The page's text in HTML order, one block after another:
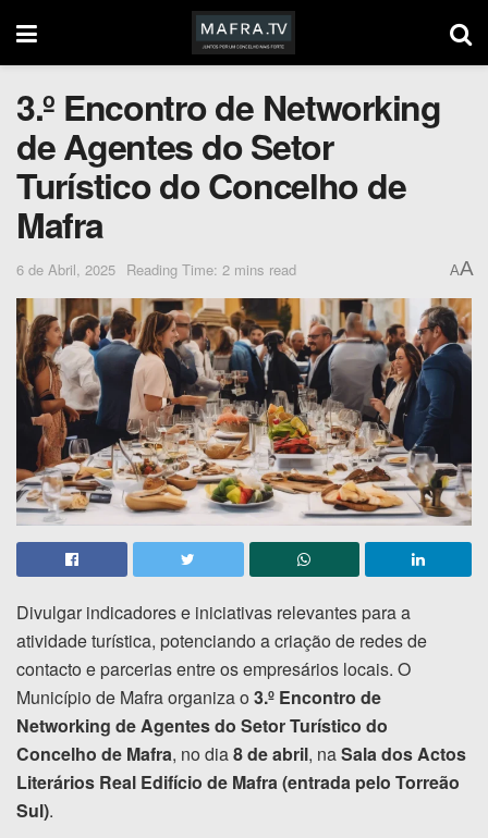
3.º Encontro de Networking
de Agentes do Setor
Turístico do Concelho de
Mafra
6 de Abril, 2025 Reading Time: 2 mins read AA
Divulgar indicadores e iniciativas relevantes para a
atividade turística, potenciando a criação de redes de
contacto e parcerias entre os empresários locais. O
Município de Mafra organiza o 3.º Encontro de
Networking de Agentes do Setor Turístico do
Concelho de Mafra, no dia8 de abril, naSala dos Actos
Literários Real Edifício de Mafra (entrada pelo Torreão
Sul).